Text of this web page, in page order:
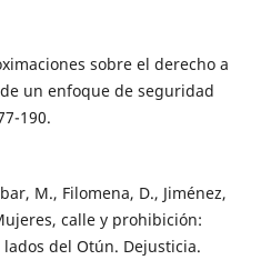
sobre el derecho a
un enfoque de seguridad
190.
M., Filomena, D., Jiménez,
calle y prohibición:
del Otún. Dejusticia.